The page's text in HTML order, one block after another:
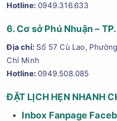
Hotline: 0949.316.633
6. Cơ sở Phú Nhuận –
Địa chỉ: Số 57 Cù Lao,
Chí Minh
Hotline: 0949.508.085
ĐẶT LỊCH HẸN NHANH
Inbox Fanpage